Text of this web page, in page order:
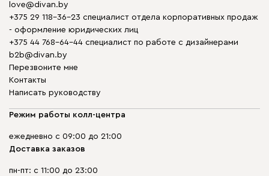
love@divan.by
+375 29 118-36-23 специалист отдела корпоративных продаж
- оформление юридических лиц
+375 44 768-64-44 специалист по работе с дизайнерами
b2b@divan.by
Перезвоните мне
Контакты
Написать руководству
Режим работы колл-центра
ежедневно с 09:00 до 21:00
Доставка заказов
пн-пт: с 11:00 до 23:00